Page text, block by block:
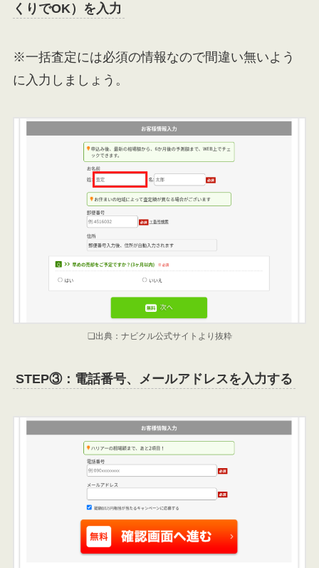
くりでOK）を入力
※一括査定には必須の情報なので間違い無いよう
に入力しましょう。
❏出典：ナビクル公式サイトより抜粋
STEP③：電話番号、メールアドレスを入力する